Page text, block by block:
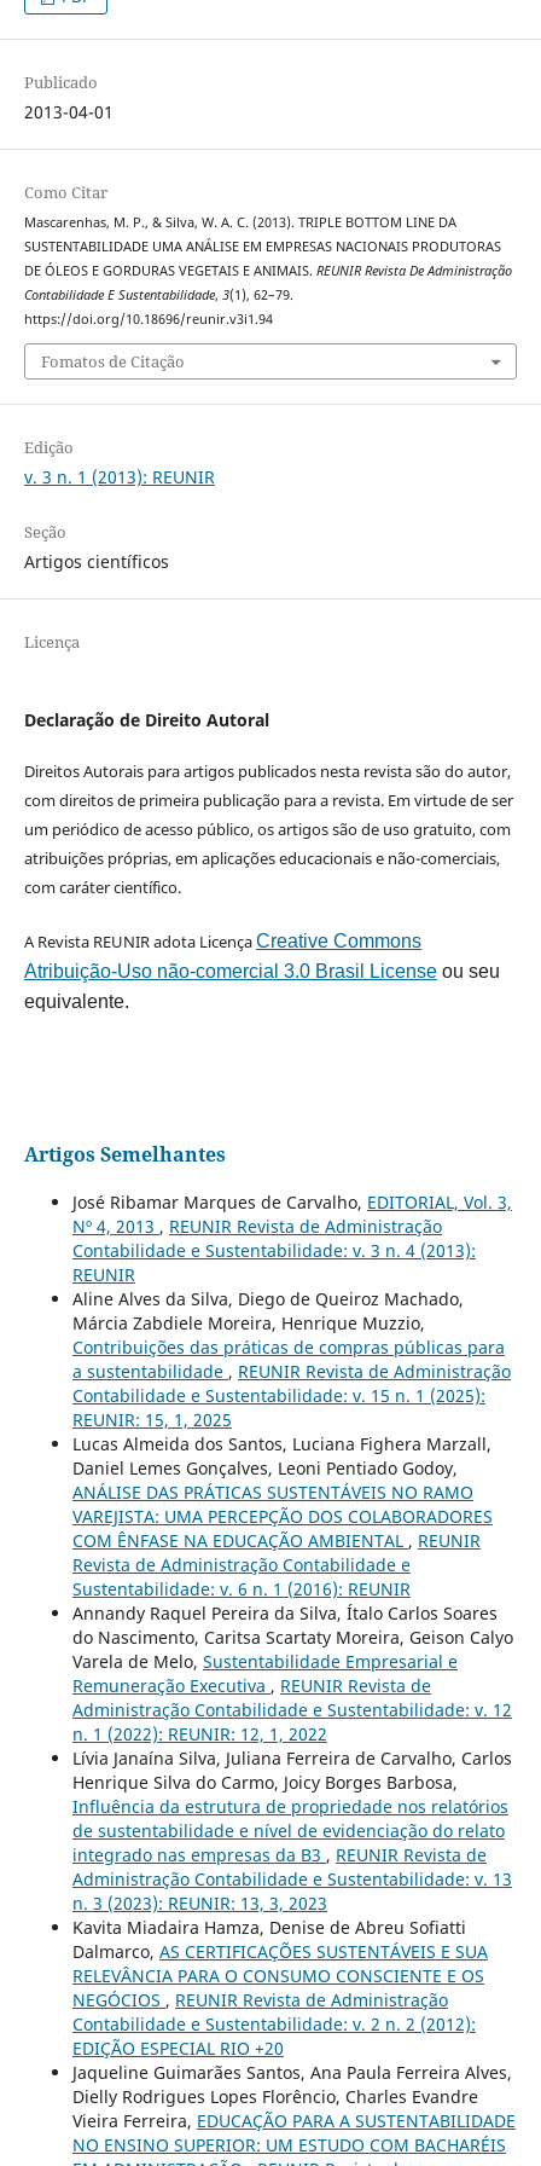
Publicado
2013-04-01
Como Citar
Mascarenhas, M. P., & Silva, W. A. C. (2013). TRIPLE BOTTOM LINE DA
SUSTENTABILIDADE UMA ANÁLISE EM EMPRESAS NACIONAIS PRODUTORAS
DE ÓLEOS E GORDURAS VEGETAIS E ANIMAIS. REUNIR Revista De Administração
Contabilidade E Sustentabilidade, 3(1), 62–79.
https://doi.org/10.18696/reunir.v3i1.94
Fomatos de Citação
Edição
v. 3 n. 1 (2013): REUNIR
Seção
Artigos científicos
Licença
Declaração de Direito Autoral
Direitos Autorais para artigos publicados nesta revista são do autor,
com direitos de primeira publicação para a revista. Em virtude de ser
um periódico de acesso público, os artigos são de uso gratuito, com
atribuições próprias, em aplicações educacionais e não-comerciais,
com caráter científico.
A Revista REUNIR adota LicençaCreative Commons
Atribuição-Uso não-comercial 3.0 Brasil Licenseou seu
equivalente.
Artigos Semelhantes
José Ribamar Marques de Carvalho, EDITORIAL, Vol. 3,
Nº 4, 2013 , REUNIR Revista de Administração
Contabilidade e Sustentabilidade: v. 3 n. 4 (2013):
REUNIR
Aline Alves da Silva, Diego de Queiroz Machado,
Márcia Zabdiele Moreira, Henrique Muzzio,
Contribuições das práticas de compras públicas para
a sustentabilidade , REUNIR Revista de Administração
Contabilidade e Sustentabilidade: v. 15 n. 1 (2025):
REUNIR: 15, 1, 2025
Lucas Almeida dos Santos, Luciana Fighera Marzall,
Daniel Lemes Gonçalves, Leoni Pentiado Godoy,
ANÁLISE DAS PRÁTICAS SUSTENTÁVEIS NO RAMO
VAREJISTA: UMA PERCEPÇÃO DOS COLABORADORES
COM ÊNFASE NA EDUCAÇÃO AMBIENTAL , REUNIR
Revista de Administração Contabilidade e
Sustentabilidade: v. 6 n. 1 (2016): REUNIR
Annandy Raquel Pereira da Silva, Ítalo Carlos Soares
do Nascimento, Caritsa Scartaty Moreira, Geison Calyo
Varela de Melo, Sustentabilidade Empresarial e
Remuneração Executiva , REUNIR Revista de
Administração Contabilidade e Sustentabilidade: v. 12
n. 1 (2022): REUNIR: 12, 1, 2022
Lívia Janaína Silva, Juliana Ferreira de Carvalho, Carlos
Henrique Silva do Carmo, Joicy Borges Barbosa,
Influência da estrutura de propriedade nos relatórios
de sustentabilidade e nível de evidenciação do relato
integrado nas empresas da B3 , REUNIR Revista de
Administração Contabilidade e Sustentabilidade: v. 13
n. 3 (2023): REUNIR: 13, 3, 2023
Kavita Miadaira Hamza, Denise de Abreu Sofiatti
Dalmarco, AS CERTIFICAÇÕES SUSTENTÁVEIS E SUA
RELEVÂNCIA PARA O CONSUMO CONSCIENTE E OS
NEGÓCIOS , REUNIR Revista de Administração
Contabilidade e Sustentabilidade: v. 2 n. 2 (2012):
EDIÇÃO ESPECIAL RIO +20
Jaqueline Guimarães Santos, Ana Paula Ferreira Alves,
Dielly Rodrigues Lopes Florêncio, Charles Evandre
Vieira Ferreira, EDUCAÇÃO PARA A SUSTENTABILIDADE
NO ENSINO SUPERIOR: UM ESTUDO COM BACHARÉIS